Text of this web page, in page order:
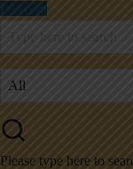
I Accept
Please type here to